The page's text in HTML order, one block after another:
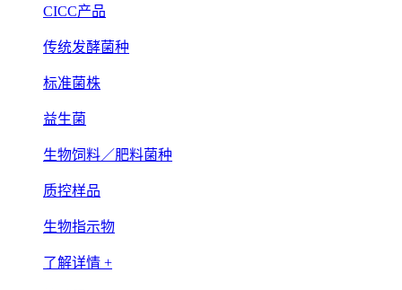
CICC产品
传统发酵菌种
标准菌株
益生菌
生物饲料／肥料菌种
质控样品
生物指示物
了解详情 +